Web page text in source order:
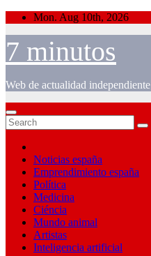
Skip
content
Mon. Aug 10th, 2026
7 minutos
Web de actualidad independiente
Noticias españa
Emprendimiento españa
Política
Medicina
Ciéncia
Mundo animal
Artistas
Inteligencia artificial